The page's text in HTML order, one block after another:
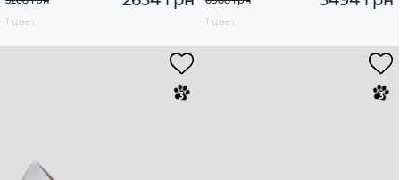
1 цвет
1 цвет